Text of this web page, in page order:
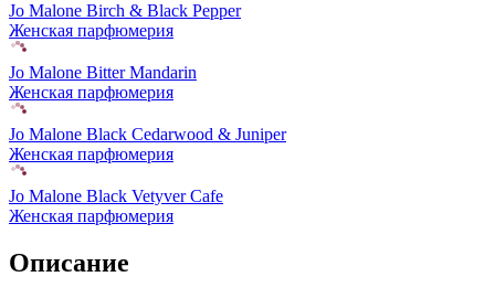
Jo Malone Birch & Black Pepper
Женская парфюмерия
Jo Malone Bitter Mandarin
Женская парфюмерия
Jo Malone Black Cedarwood & Juniper
Женская парфюмерия
Jo Malone Black Vetyver Cafe
Женская парфюмерия
Описание